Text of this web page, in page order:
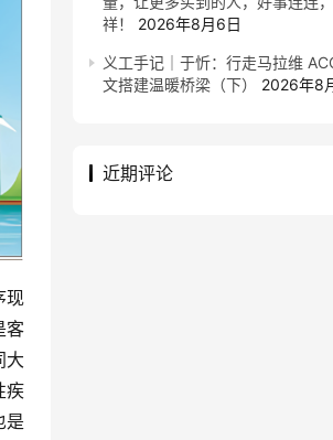
现
客
大
疾
是
祥！
2026年8月6日
义工手记｜于忻：行走马拉维
文搭建温暖桥梁（下）
2026年8
近期评论